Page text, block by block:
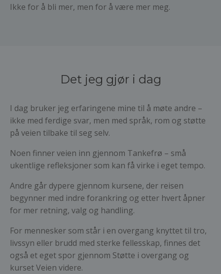
Ikke for å bli mer, men for å være mer meg.
Det jeg gjør i dag
I dag bruker jeg erfaringene mine til å møte andre –
ikke med ferdige svar, men med språk, rom og støtte
på veien tilbake til seg selv.
Noen finner veien inn gjennom Tankefrø – små
ukentlige refleksjoner som kan få virke i eget tempo.
Andre går dypere gjennom kursene, der reisen
begynner med indre forankring og etter hvert åpner
for mer retning, valg og handling.
For mennesker som står i en overgang knyttet til tro,
livssyn eller brudd med sterke fellesskap, finnes det
også et eget spor gjennom Støtte i overgang og
kurset Veien videre.